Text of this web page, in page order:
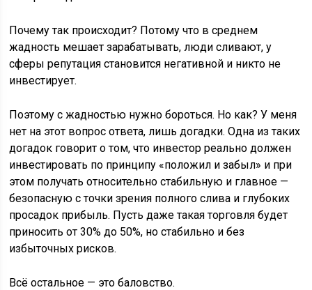
Почему так происходит? Потому что в среднем
жадность мешает зарабатывать, люди сливают, у
сферы репутация становится негативной и никто не
инвестирует.
Поэтому с жадностью нужно бороться. Но как? У меня
нет на этот вопрос ответа, лишь догадки. Одна из таких
догадок говорит о том, что инвестор реально должен
инвестировать по принципу «положил и забыл» и при
этом получать относительно стабильную и главное —
безопасную с точки зрения полного слива и глубоких
просадок прибыль. Пусть даже такая торговля будет
приносить от 30% до 50%, но стабильно и без
избыточных рисков.
Всё остальное — это баловство.